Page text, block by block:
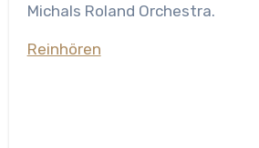
Michals Roland Orchestra.
Reinhören